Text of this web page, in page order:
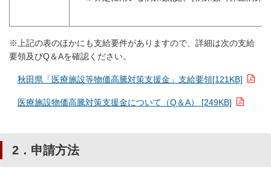
※上記の表のほかにも支給要件がありますので、詳細は次の支給
要領及びQ＆Aを確認ください。
秋田県「医療施設等物価高騰対策支援金」支給要領[121KB]
医療施設物価高騰対策支援金について（Q＆A） [249KB]
2．申請方法